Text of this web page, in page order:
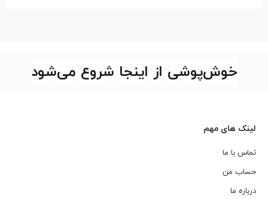
خوش‌پوشی از اینجا شروع می‌شود
لینک های مهم
تماس با ما
حساب من
درباره ما